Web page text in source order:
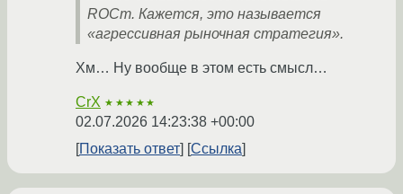
ROCm. Кажется, это называется
«агрессивная рыночная стратегия».
Хм… Ну вообще в этом есть смысл…
CrX ★★★★★
02.07.2026 14:23:38 +00:00
Показать ответ
Ссылка